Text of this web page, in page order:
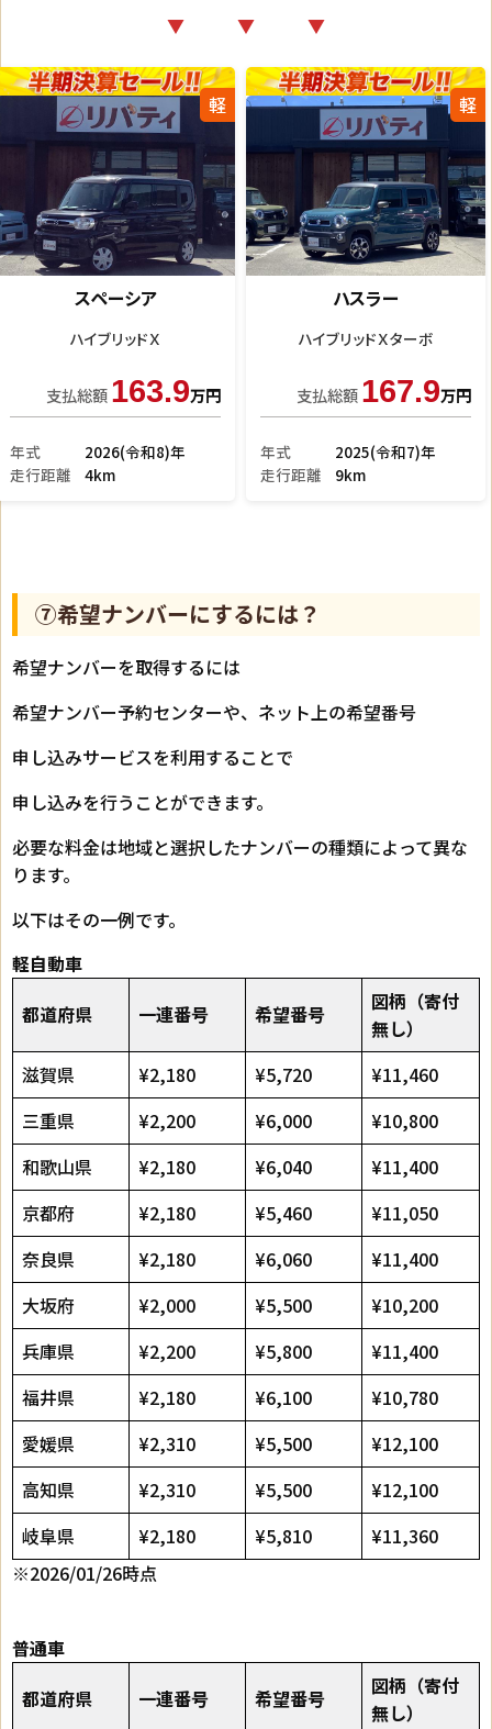
▼ ▼ ▼
軽
Ｎ－ＢＯＸ
モデューロＸ Ｇ
支払総額49.9万円
年式
2013(平成25)年
走行距離
10.8万km
軽
ハスラー
Ｇ
支払総額99.9万円
年式
2018(平成30)年
走行距離
3.8万km
⑦希望ナンバーにするには？
希望ナンバーを取得するには
希望ナンバー予約センターや、ネット上の希望番号
申し込みサービスを利用することで
申し込みを行うことができます。
必要な料金は地域と選択したナンバーの種類によって異な
ります。
以下はその一例です。
軽自動車
都道府県
一連番号 希望番号
図柄（寄付
無し）
滋賀県
¥2,180 ¥5,720
¥11,460
三重県
¥2,200 ¥6,000
¥10,800
和歌山県
¥2,180 ¥6,040
¥11,400
京都府
¥2,180 ¥5,460
¥11,050
奈良県
¥2,180 ¥6,060
¥11,400
大坂府
¥2,000 ¥5,500
¥10,200
兵庫県
¥2,200 ¥5,800
¥11,400
福井県
¥2,180 ¥6,100
¥10,780
愛媛県
¥2,310 ¥5,500
¥12,100
高知県
¥2,310 ¥5,500
¥12,100
岐阜県
¥2,180 ¥5,810
¥11,360
※2026/01/26時点
普通車
都道府県
一連番号 希望番号
図柄（寄付
無し）